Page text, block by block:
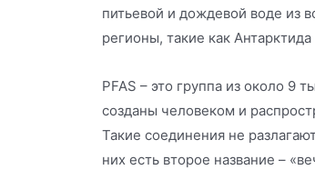
питьевой и дождевой воде из
регионы, такие как
PFAS – это группа из около 9
созданы человеком и
Такие соединения не
них есть второе название –